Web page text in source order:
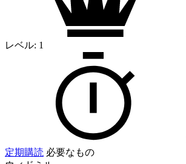
レベル: 1
定期購読 必要なもの